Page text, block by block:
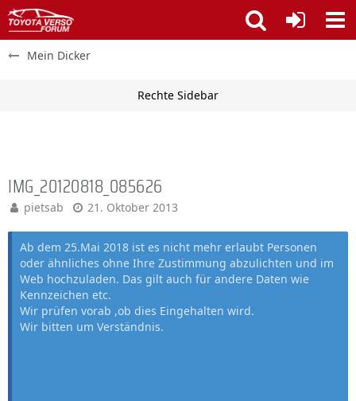
Mein Dicker
IMG_20120818_085626
pietsab 21. Oktober 2013
Ab dem 25.Mai 2018 ist es nicht mehr erlaubt Personen
oder ähnliches ohne Ihre Zustimmung abzulichten und im
Web hochzuladen. Das gilt auch für andere Daten wie
Kennzeichen etc.
Wir prüfen vorab ,ob dies Eingehalten wird.
Wir bitten um Verständnis.